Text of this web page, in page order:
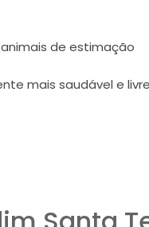
de estimação
mais saudável e